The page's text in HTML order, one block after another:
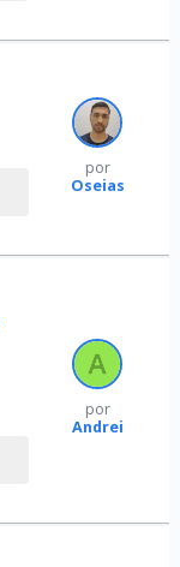
por
Oseias
por
Andrei